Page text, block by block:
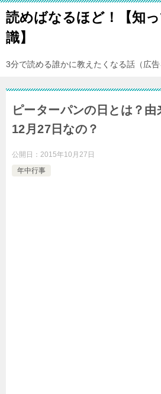
読めばなるほど！【知
識】
3分で読める誰かに教えたくなる話（広告
ピーターパンの日とは？
12月27日なの？
公開日： 2015年10月27日
年中行事